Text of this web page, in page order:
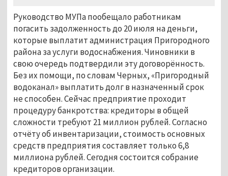
Руководство МУПа пообещало работникам
погасить задолженность до 20 июля на деньги,
которые выплатит администрация Пригородного
района за услуги водоснабжения. Чиновники в
свою очередь подтвердили эту договорённость.
Без их помощи, по словам Черных, «Пригородный
водоканал» выплатить долг в назначенный срок
не способен. Сейчас предприятие проходит
процедуру банкротства: кредиторы в общей
сложности требуют 21 миллион рублей. Согласно
отчёту об инвентаризации, стоимость основных
средств предприятия составляет только 6,8
миллиона рублей. Сегодня состоится собрание
кредиторов организации.